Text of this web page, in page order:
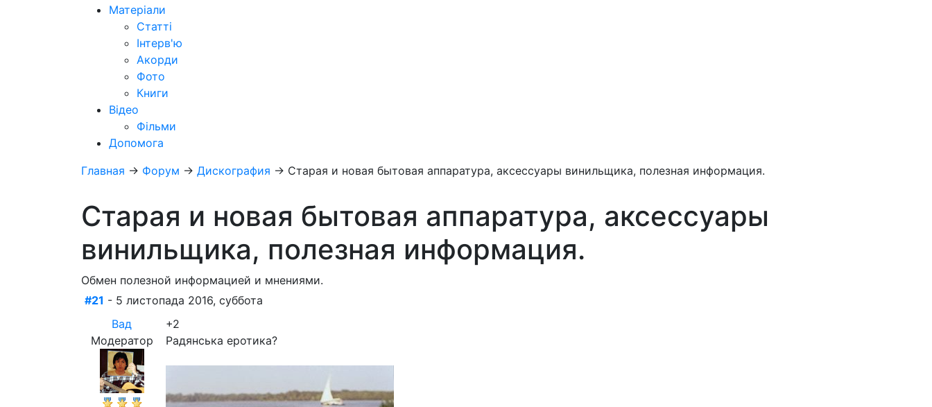
Матеріали
Статті
Інтерв'ю
Акорди
Фото
Книги
Відео
Фільми
Допомога
Главная → Форум → Дискография → Старая и новая бытовая аппаратура, аксессуары винильщика, полезная информация.
Старая и новая бытовая аппаратура, аксессуары
винильщика, полезная информация.
Обмен полезной информацией и мнениями.
#21 - 5 листопада 2016, суббота
Вад
Модератор
+2
Радянська еротика?